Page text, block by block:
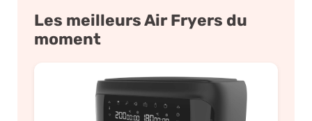
Les meilleurs Air Fryers du
moment